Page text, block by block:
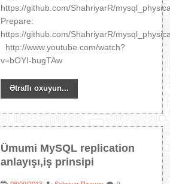
https://github.com/ShahriyarR/
Prepare:
https://github.com/ShahriyarR/
http://www.youtube.com/watch?
v=bOYI-bugTAw
Ətraflı oxuyun...
Ümumi MySQL replication
anlayışı,iş prinsipi